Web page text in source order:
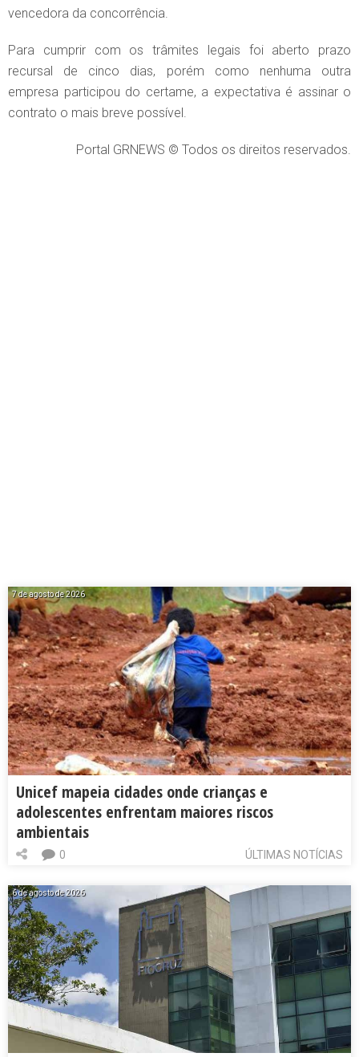
vencedora da concorrência.
Para cumprir com os trâmites legais foi aberto prazo
recursal de cinco dias, porém como nenhuma outra
empresa participou do certame, a expectativa é assinar o
contrato o mais breve possível.
Portal GRNEWS © Todos os direitos reservados.
7 de agosto de 2026
Unicef mapeia cidades onde crianças e
adolescentes enfrentam maiores riscos
ambientais
ÚLTIMAS NOTÍCIAS
0
6 de agosto de 2026